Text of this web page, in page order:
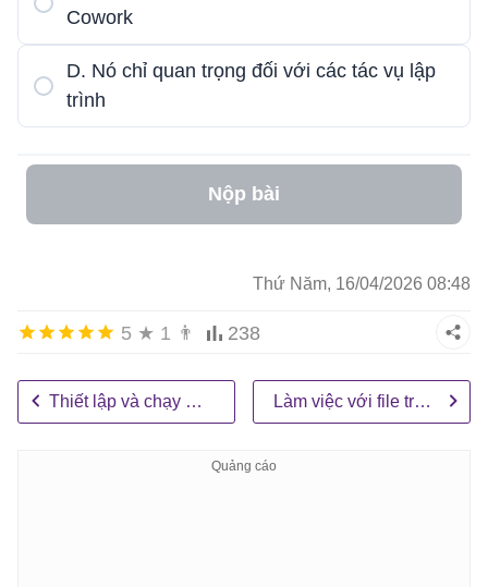
Cowork
D. Nó chỉ quan trọng đối với các tác vụ lập
trình
Nộp bài
Thứ Năm, 16/04/2026 08:48
5 ★ 1 👨 238
Thiết lập và chạy Claude Cowork lần đầu Làm việc với file trong Claude Cowork